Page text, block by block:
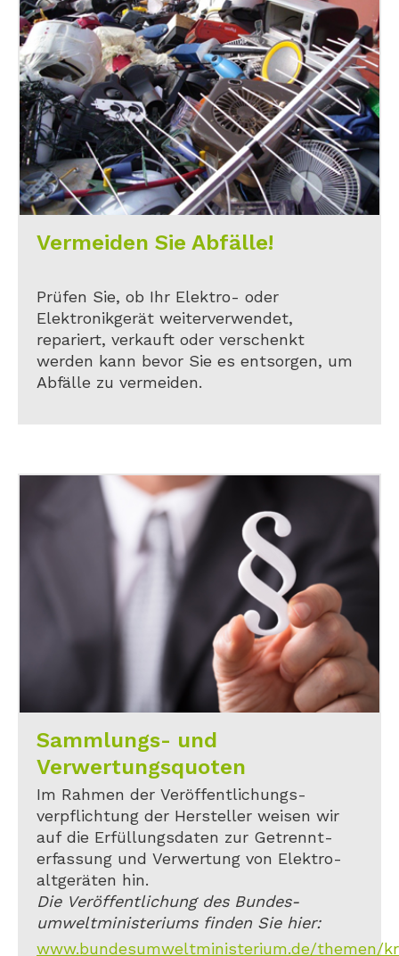
Vermeiden Sie Abfälle!
Prüfen Sie, ob Ihr Elektro- oder
Elektronikgerät weiterverwendet,
repariert, verkauft oder verschenkt
werden kann bevor Sie es entsorgen, um
Abfälle zu vermeiden.
Sammlungs- und
Verwertungsquoten
Im Rahmen der Veröffentlichungs-
verpflichtung der Hersteller weisen wir
auf die Erfüllungsdaten zur Getrennt-
erfassung und Verwertung von Elektro-
altgeräten hin.
Die Veröffentlichung des Bundes-
umweltministeriums finden Sie hier:
www.bundesumweltministerium.de/